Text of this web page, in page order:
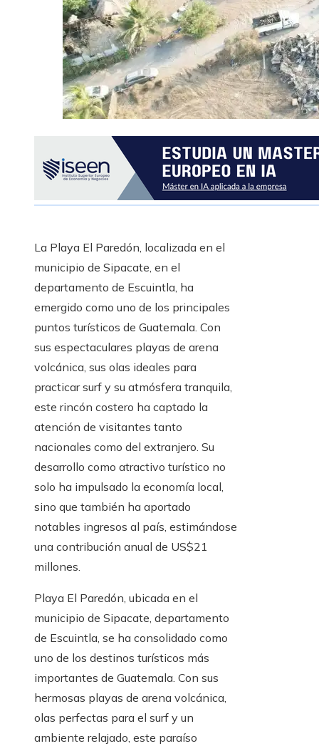
La Playa El Paredón, localizada en el
municipio de Sipacate, en el
departamento de Escuintla, ha
emergido como uno de los principales
puntos turísticos de Guatemala. Con
sus espectaculares playas de arena
volcánica, sus olas ideales para
practicar surf y su atmósfera tranquila,
este rincón costero ha captado la
atención de visitantes tanto
nacionales como del extranjero. Su
desarrollo como atractivo turístico no
solo ha impulsado la economía local,
sino que también ha aportado
notables ingresos al país, estimándose
una contribución anual de US$21
millones.
Playa El Paredón, ubicada en el
municipio de Sipacate, departamento
de Escuintla, se ha consolidado como
uno de los destinos turísticos más
importantes de Guatemala. Con sus
hermosas playas de arena volcánica,
olas perfectas para el surf y un
ambiente relajado, este paraíso